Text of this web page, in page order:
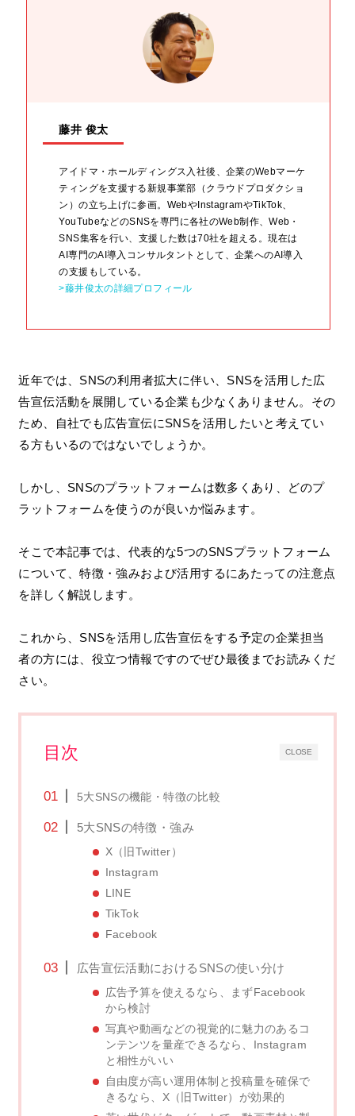
藤井 俊太
アイドマ・ホールディングス入社後、企業のWebマーケ
ティングを支援する新規事業部（クラウドプロダクショ
ン）の立ち上げに参画。WebやInstagramやTikTok、
YouTubeなどのSNSを専門に各社のWeb制作、Web・
SNS集客を行い、支援した数は70社を超える。現在は
AI専門のAI導入コンサルタントとして、企業へのAI導入
の支援もしている。
>藤井俊太の詳細プロフィール
近年では、SNSの利用者拡大に伴い、SNSを活用した広
告宣伝活動を展開している企業も少なくありません。その
ため、自社でも広告宣伝にSNSを活用したいと考えてい
る方もいるのではないでしょうか。
しかし、SNSのプラットフォームは数多くあり、どのプ
ラットフォームを使うのが良いか悩みます。
そこで本記事では、代表的な5つのSNSプラットフォーム
について、特徴・強みおよび活用するにあたっての注意点
を詳しく解説します。
これから、SNSを活用し広告宣伝をする予定の企業担当
者の方には、役立つ情報ですのでぜひ最後までお読みくだ
さい。
CLOSE
目次
5大SNSの機能・特徴の比較
5大SNSの特徴・強み
X（旧Twitter）
Instagram
LINE
TikTok
Facebook
広告宣伝活動におけるSNSの使い分け
広告予算を使えるなら、まずFacebook
から検討
写真や動画などの視覚的に魅力のあるコ
ンテンツを量産できるなら、Instagram
と相性がいい
自由度が高い運用体制と投稿量を確保で
きるなら、X（旧Twitter）が効果的